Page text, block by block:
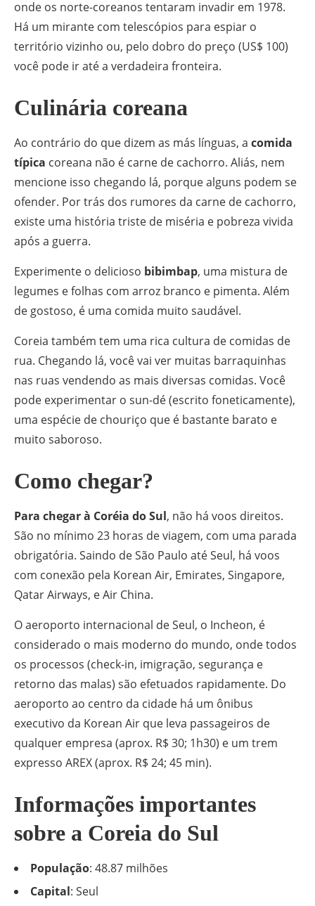
onde os norte-coreanos tentaram invadir em 1978.
Há um mirante com telescópios para espiar o
território vizinho ou, pelo dobro do preço (US$ 100)
você pode ir até a verdadeira fronteira.
Culinária coreana
Ao contrário do que dizem as más línguas, a comida
típica coreana não é carne de cachorro. Aliás, nem
mencione isso chegando lá, porque alguns podem se
ofender. Por trás dos rumores da carne de cachorro,
existe uma história triste de miséria e pobreza vivida
após a guerra.
Experimente o delicioso bibimbap, uma mistura de
legumes e folhas com arroz branco e pimenta. Além
de gostoso, é uma comida muito saudável.
Coreia também tem uma rica cultura de comidas de
rua. Chegando lá, você vai ver muitas barraquinhas
nas ruas vendendo as mais diversas comidas. Você
pode experimentar o sun-dé (escrito foneticamente),
uma espécie de chouriço que é bastante barato e
muito saboroso.
Como chegar?
Para chegar à Coréia do Sul, não há voos direitos.
São no mínimo 23 horas de viagem, com uma parada
obrigatória. Saindo de São Paulo até Seul, há voos
com conexão pela Korean Air, Emirates, Singapore,
Qatar Airways, e Air China.
O aeroporto internacional de Seul, o Incheon, é
considerado o mais moderno do mundo, onde todos
os processos (check-in, imigração, segurança e
retorno das malas) são efetuados rapidamente. Do
aeroporto ao centro da cidade há um ônibus
executivo da Korean Air que leva passageiros de
qualquer empresa (aprox. R$ 30; 1h30) e um trem
expresso AREX (aprox. R$ 24; 45 min).
Informações importantes
sobre a Coreia do Sul
População: 48.87 milhões
Capital: Seul